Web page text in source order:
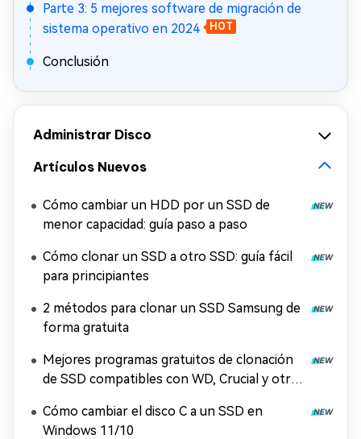
Parte 3: 5 mejores software de migración de
sistema operativo en 2024
HOT
Conclusión
Administrar Disco
Artículos Nuevos
Cómo cambiar un HDD por un SSD de
menor capacidad: guía paso a paso
Cómo clonar un SSD a otro SSD: guía fácil
para principiantes
2 métodos para clonar un SSD Samsung de
forma gratuita
Mejores programas gratuitos de clonación
de SSD compatibles con WD, Crucial y otras
Cómo cambiar el disco C a un SSD en
Windows 11/10